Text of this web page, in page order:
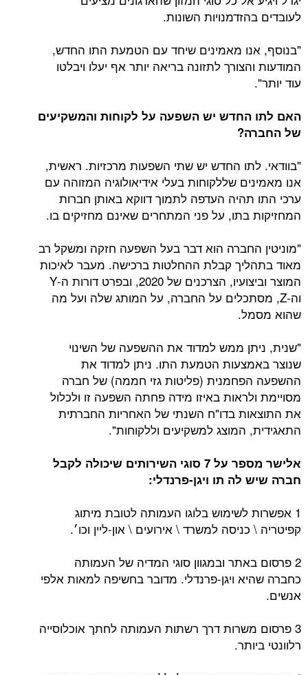
לעובדים בהזדמנויות השונות.
"בנוסף, אנו מאמינים שיחד עם הטמעת התו החדש,
המודעות והצורך לתזונה בריאה יותר אף יעלו ויבלטו
עוד יותר".
האם לתו החדש יש השפעה על לקוחות והמשקיעים
של החברה?
"בוודאי. לתו החדש יש שתי השפעות מרכזיות. ראשית,
אנו מאמינים שללקוחות בעלי אידיאולוגיה המזוהה עם
ערכי התו תהיה העדפה לתמוך דווקא באותן חברות
המחזיקות בתו, על פני המתחרים שאינם מחזיקים בו.
"מוניטין החברה הוא דבר בעל השפעה חזקה ומשקל רב
מאוד בתהליך קבלת ההחלטות ברכישה. מעבר לאיכות
המוצר וביצועיו, הצרכנים של 2020, ובפרט דורות ה-Y
וה-Z, מסתכלים על החברה, על המותג שלה ועל מה
שהוא מסמל.
"שנית, ניתן ממש למדוד את ההשפעה של השינוי
שנוצר באמצעות הטמעת התו. ניתן למדוד את
ההשפעה הפחמנית (פליטות גזי חממה) של חברה
מסויימת ולראות באיזו מידה פחתה השפעה זו ולכלול
את התוצאות בדו"ח השנתי של האחריות החברתית
התאגידית, המוצג למשקיעים וללקוחות".
אלישר מספר על 7 סוגי השירותים שיכולה לקבל
חברה שיש לה תו ויגן-פרנדלי:
1 אפשרות לשימוש בלוגו העמותה לטובת מיתוג
קפיטריה \ כניסה למשרד \ אירועים \ און-ליין וכו׳.
2 פרסום באתר ובמגוון סוגי המדיה של העמותה
כחברה שהיא ויגן-פרנדלי. מדובר בחשיפה למאות אלפי
אנשים.
3 פרסום משרות דרך רשתות העמותה לחתך אוכלוסייה
רלוונטי ביותר.